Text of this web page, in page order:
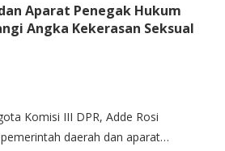
Aparat Penegak Hukum
Angka Kekerasan Seksual
Komisi III DPR, Adde Rosi
daerah dan aparat…